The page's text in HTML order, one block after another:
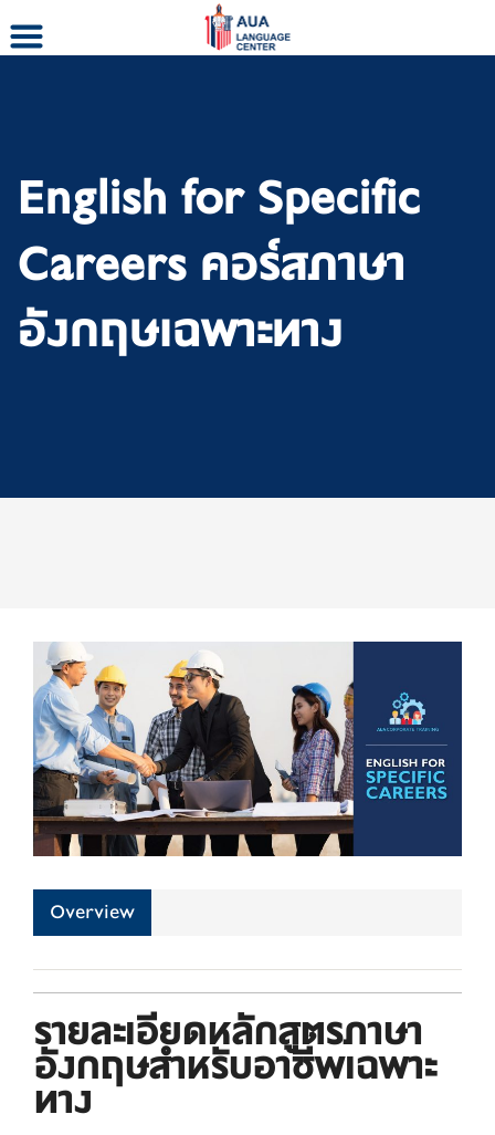
English for Specific
Careers คอร์สภาษา
อังกฤษเฉพาะทาง
Overview
รายละเอียดหลักสูตรภาษา
อังกฤษสำหรับอาชีพเฉพาะ
ทาง